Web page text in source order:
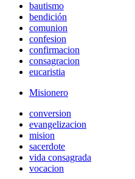
bautismo
bendición
comunion
confesion
confirmacion
consagracion
eucaristia
Misionero
conversion
evangelizacion
mision
sacerdote
vida consagrada
vocacion